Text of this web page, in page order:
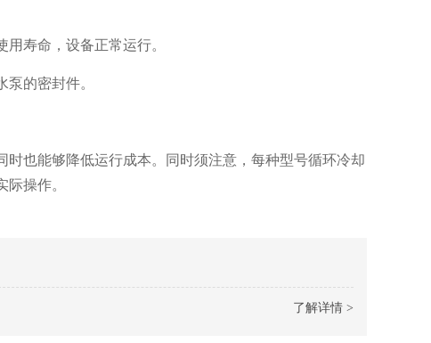
寿命，设备正常运行。
的密封件。
也能够降低运行成本。同时须注意，每种型号循环冷却
操作。
了解详情 >